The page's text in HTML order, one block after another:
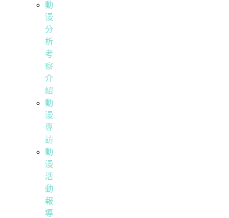
動
漫
分
析
考
察
介
紹
動
漫
專
訪
動
漫
活
動
報
導